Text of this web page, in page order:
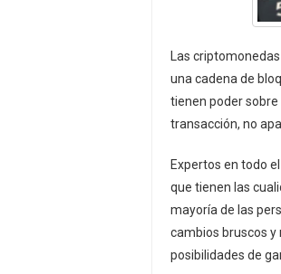
Las
una cadena de
tienen poder
transacción, no
Expertos en todo
que tienen las
mayoría de las
cambios bruscos y
posibilidades de